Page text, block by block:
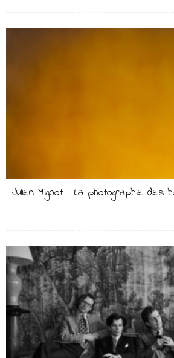
Julien Mignot – La photographie des